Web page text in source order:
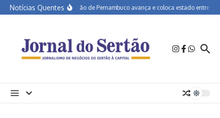
Ir para o conteúdo
Notícias QuentesEducação de Pernambuco avança e coloca estado entre os